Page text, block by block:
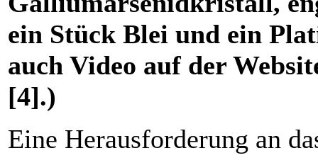
ein Stück Blei und ein
auch Video auf der
[4].)
Eine Herausforderung an